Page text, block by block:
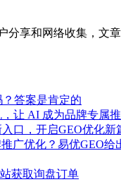
分享和网络收集，文
答案是肯定的
让 AI 成为品牌专属
口，开启GEO优化新
广优化？易优GEO给
获取询盘订单